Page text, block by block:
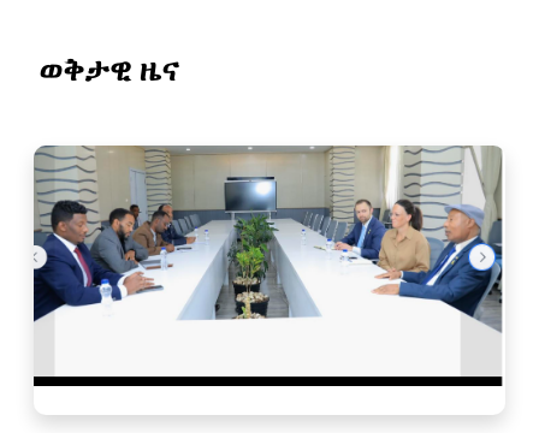
ወቅታዊ ዜና